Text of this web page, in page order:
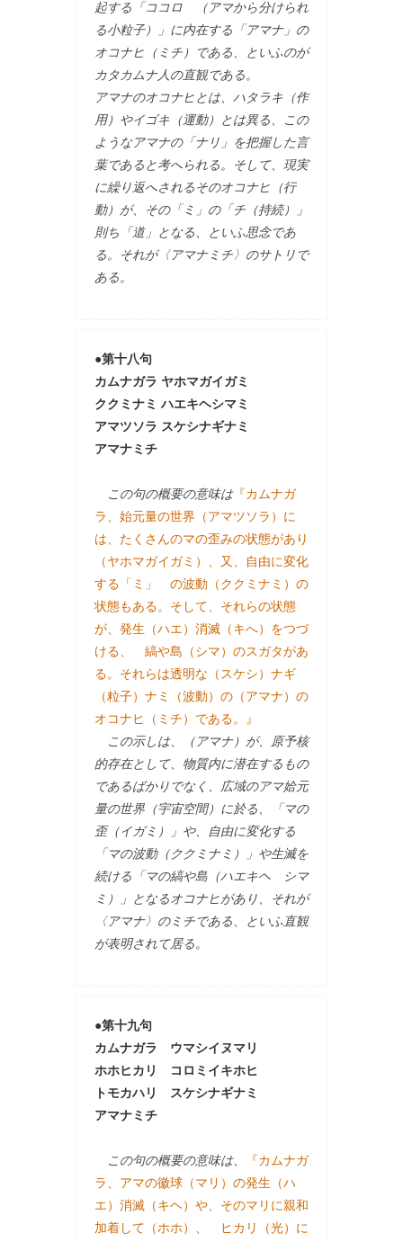
起する「ココロ （アマから分けられ
る小粒子）」に内在する「アマナ」の
オコナヒ（ミチ）である、といふのが
カタカムナ人の直観である。
アマナのオコナヒとは、ハタラキ（作
用）やイゴキ（運動）とは異る、この
ようなアマナの「ナリ」を把握した言
葉であると考へられる。そして、現実
に繰り返へされるそのオコナヒ（行
動）が、その「ミ」の「チ（持続）」
則ち「道」となる、といふ思念であ
る。それが〈アマナミチ〉のサトリで
ある。
●第十八句
カムナガラ ヤホマガイガミ
ククミナミ ハエキヘシマミ
アマツソラ スケシナギナミ
アマナミチ
この句の概要の意味は『カムナガ
ラ、始元量の世界（アマツソラ）に
は、たくさんのマの歪みの状態があり
（ヤホマガイガミ）、又、自由に変化
する「ミ」 の波動（ククミナミ）の
状態もある。そして、それらの状態
が、発生（ハエ）消滅（キへ）をつづ
ける、 縞や島（シマ）のスガタがあ
る。それらは透明な（スケシ）ナギ
（粒子）ナミ（波動）の（アマナ）の
オコナヒ（ミチ）である。』
この示しは、（アマナ）が、原予核
的存在として、物質内に潜在するもの
であるばかりでなく、広域のアマ姶元
量の世界（宇宙空間）に於る、「マの
歪（イガミ）」や、自由に変化する
「マの波動（ククミナミ）」や生滅を
続ける「マの縞や島（ハエキヘ シマ
ミ）」となるオコナヒがあり、それが
〈アマナ〉のミチである、といふ直観
が表明されて居る。
●第十九句
カムナガラ ウマシイヌマリ
ホホヒカリ コロミイキホヒ
トモカハリ スケシナギナミ
アマナミチ
この句の概要の意味は、
『カムナガ
ラ、アマの徽球（マリ）の発生（ハ
エ）消滅（キヘ）や、そのマリに親和
加着して（ホホ）、 ヒカリ（光）に